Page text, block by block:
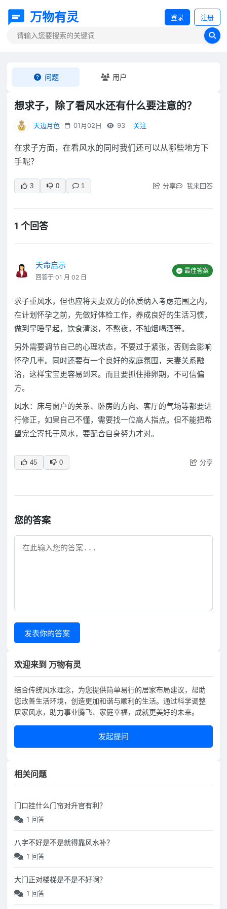
万物有灵 登录 注册
问题 用户
想求子，除了看风水还有什么要注意的？
天边月色 01月02日 93 关注
在求子方面，在看风水的同时我们还可以从哪些地方下
手呢？
3 0 1 分享 我来回答
1 个回答
天命启示
回答于 01 月 02 日
最佳答案
求子重风水，但也应将夫妻双方的体质纳入考虑范围之内，
在计划怀孕之前，先做好体检工作，养成良好的生活习惯，
做到早睡早起，饮食清淡，不熬夜，不抽烟喝酒等。
另外需要调节自己的心理状态，不要过于紧张，否则会影响
怀孕几率。同时还要有一个良好的家庭氛围，夫妻关系融
洽，这样宝宝更容易到来。而且要抓住排卵期，不可信偏
方。
风水：床与窗户的关系、卧房的方向、客厅的气场等都要进
行修正，如果自己不懂，需要找一位高人指点。但不能把希
望完全寄托于风水，要配合自身努力才对。
45 0 分享
您的答案
发表你的答案
欢迎来到 万物有灵
结合传统风水理念，为您提供简单易行的居家布局建议，帮助
您改善生活环境，创造更加和谐与顺利的生活。通过科学调整
居家风水，助力事业腾飞、家庭幸福，成就更美好的未来。
发起提问
相关问题
门口挂什么门帘对升官有利？
1 回答
八字不好是不是就得靠风水补？
1 回答
大门正对楼梯是不是不好啊？
1 回答